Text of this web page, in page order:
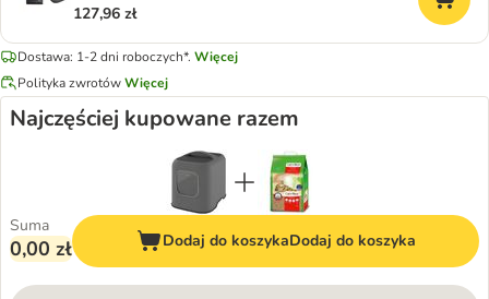
127,96 zł
Dostawa: 1-2 dni roboczych*. Więcej
Polityka zwrotówWięcej
Najczęściej kupowane razem
Suma
0,00 zł Dodaj do koszykaDodaj do koszyka